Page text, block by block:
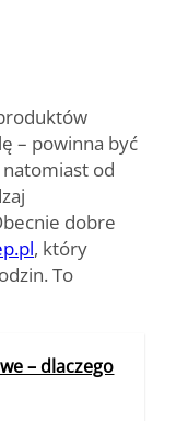
– powinna być
natomiast od
dobre
, który
To
– dlaczego